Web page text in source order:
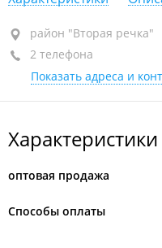
район "Вторая речка",
БЦ "International
+7 914 703-19-22
район "Вторая речка"
2 телефона
Показать адреса и
Характеристики
оптовая продажа
Способы оплаты